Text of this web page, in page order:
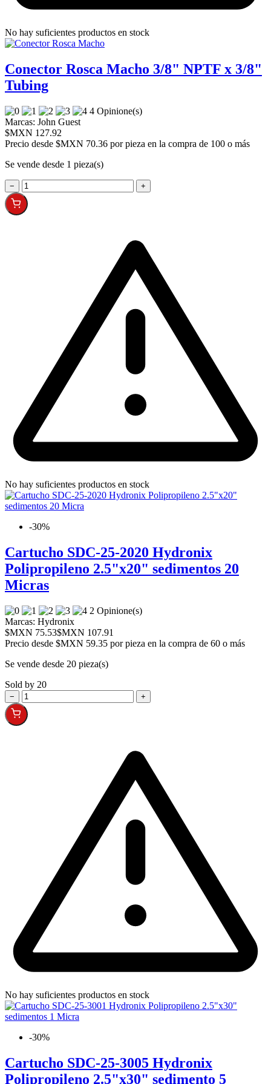
No hay suficientes productos en stock
Conector Rosca Macho 3/8" NPTF x 3/8"
Tubing
4 Opinione(s)
Marcas: John Guest
$MXN 127.92
Precio desde $MXN 70.36 por pieza en la compra de 100 o más
Se vende desde 1 pieza(s)
− +
No hay suficientes productos en stock
-30%
Cartucho SDC-25-2020 Hydronix
Polipropileno 2.5"x20" sedimentos 20
Micras
2 Opinione(s)
Marcas: Hydronix
$MXN 75.53$MXN 107.91
Precio desde $MXN 59.35 por pieza en la compra de 60 o más
Se vende desde 20 pieza(s)
Sold by 20
− +
No hay suficientes productos en stock
-30%
Cartucho SDC-25-3005 Hydronix
Polipropileno 2.5"x30" sedimento 5